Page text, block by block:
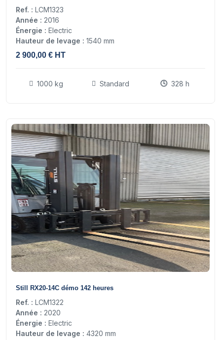
Ref. : LCM1323
Année : 2016
Énergie : Electric
Hauteur de levage : 1540 mm
2 900,00 € HT
1000 kg Standard 328 h
Still RX20-14C démo 142 heures
Ref. : LCM1322
Année : 2020
Énergie : Electric
Hauteur de levage : 4320 mm